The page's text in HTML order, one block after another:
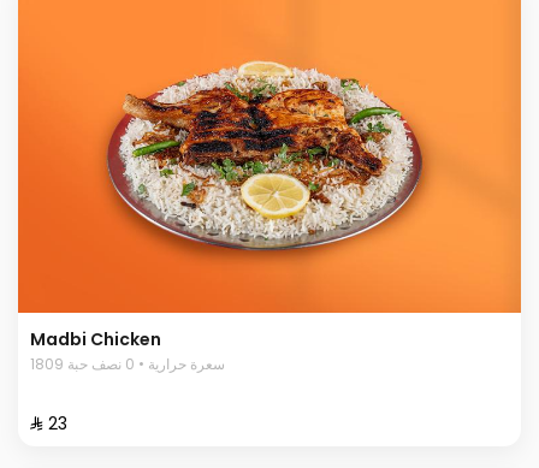
Madbi Chicken
1809 سعرة حرارية • 0 نصف حبة
⁨⁦‪‬ 23⁩